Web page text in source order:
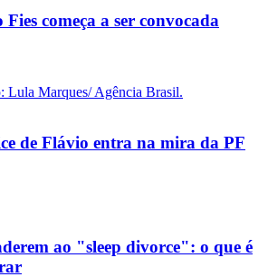
começa a ser convocada
de Flávio entra na mira da PF
ao "sleep divorce": o que é